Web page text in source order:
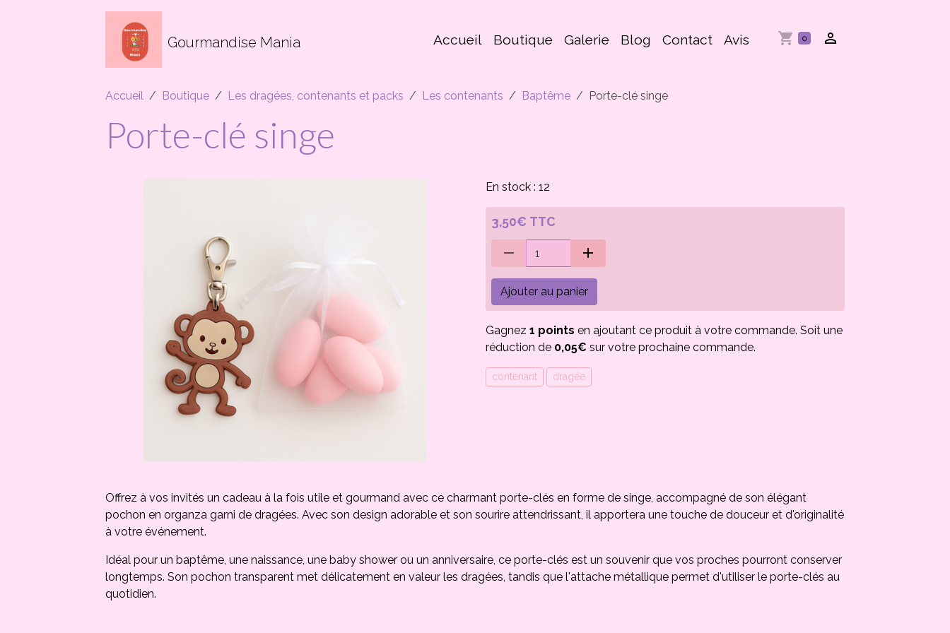
Gourmandise Mania Accueil Boutique Galerie Blog Contact Avis 0
Accueil Boutique Les dragées, contenants et packs Les contenants Baptême Porte-clé singe
Porte-clé singe
En stock : 12
3,50€ TTC
Ajouter au panier
Gagnez 1 points en ajoutant ce produit à votre commande. Soit une
réduction de 0,05€ sur votre prochaine commande.
contenant dragée
Offrez à vos invités un cadeau à la fois utile et gourmand avec ce charmant porte-clés en forme de singe, accompagné de son élégant
pochon en organza garni de dragées. Avec son design adorable et son sourire attendrissant, il apportera une touche de douceur et d'originalité
à votre événement.
Idéal pour un baptême, une naissance, une baby shower ou un anniversaire, ce porte-clés est un souvenir que vos proches pourront conserver
longtemps. Son pochon transparent met délicatement en valeur les dragées, tandis que l'attache métallique permet d'utiliser le porte-clés au
quotidien.